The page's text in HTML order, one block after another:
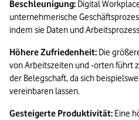
Beschleunigung: Digital
unternehmerische
indem sie Daten und
Höhere Zufriedenheit: Die
von Arbeitszeiten und -orten führt
der Belegschaft, da sich
vereinbaren lassen.
Gesteigerte Produktivität: Eine